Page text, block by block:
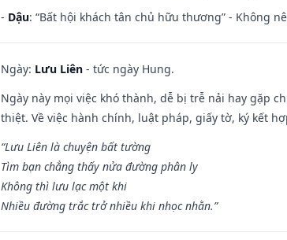
- Dậu: “Bất hội khách tân chủ hữu thương” - Không
Ngày: Lưu Liên - tức ngày Hung.
Ngày này mọi việc khó thành, dễ bị trễ nải hay gặp
thiệt. Về việc hành chính, luật pháp, giấy tờ, ký kết
“Lưu Liên là chuyện bất tường
Tìm bạn chẳng thấy nửa đường phân ly
Không thì lưu lạc một khi
Nhiều đường trắc trở nhiều khi nhọc nhằn.”